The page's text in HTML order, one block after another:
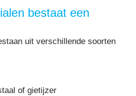
bestaat een
uit verschillende soorten
of gietijzer